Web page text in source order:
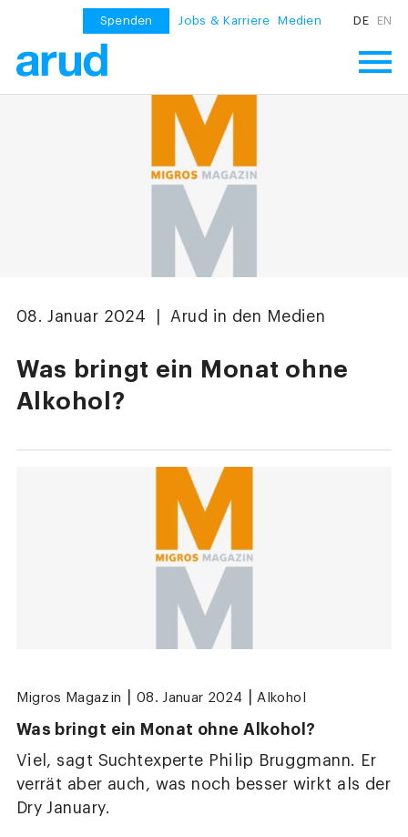
Spenden Jobs & Karriere Medien DE EN
08. Januar 2024 | Arud in den Medien
Was bringt ein Monat ohne
Alkohol?
Migros Magazin 08. Januar 2024 Alkohol
Was bringt ein Monat ohne Alkohol?
Viel, sagt Suchtexperte Philip Bruggmann. Er
verrät aber auch, was noch besser wirkt als der
Dry January.